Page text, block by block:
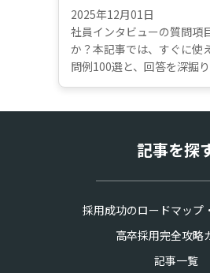
2025年12月01日
社員インタビューの質問項
か？本記事では、すぐに使
問例100選と、回答を深掘
クニックを完全公開。さら
記事を探
採用成功のロードマップ
高卒採用完全攻略
記事一覧